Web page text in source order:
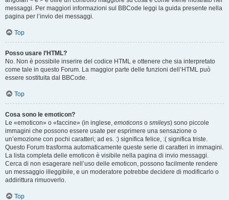
messaggi. Per maggiori informazioni sul BBCode leggi la guida presente nella
pagina per l’invio dei messaggi.
Top
Posso usare l’HTML?
No. Non è possibile inserire del codice HTML e ottenere che sia interpretato
come tale in questo Forum. La maggior parte delle funzioni dell’HTML può
essere sostituita dal BBCode.
Top
Cosa sono le emoticon?
Le «emoticon» o «faccine» (in inglese, emoticons o smileys) sono piccole
immagini che possono essere usate per esprimere una sensazione o
un’emozione con pochi caratteri; ad es. :) significa felice, :( significa triste.
Questo Forum trasforma automaticamente queste serie di caratteri in immagini.
La lista completa delle emoticon è visibile nella pagina di invio messaggi.
Cerca di non esagerare nell’uso delle emoticon, possono facilmente rendere
un messaggio illeggibile, e un moderatore potrebbe decidere di modificarlo o
addirittura rimuoverlo.
Top